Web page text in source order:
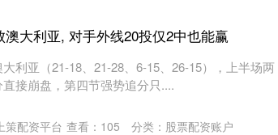
大利亚, 对手外线20投仅2中也能赢
利亚（21-18、21-28、6-15、26-15），上半场两
接崩盘，第四节强势追分只....
策配资平台 查看： 105 分类： 股票配资账户